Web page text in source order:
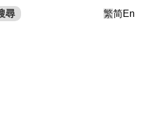
尋 繁简En